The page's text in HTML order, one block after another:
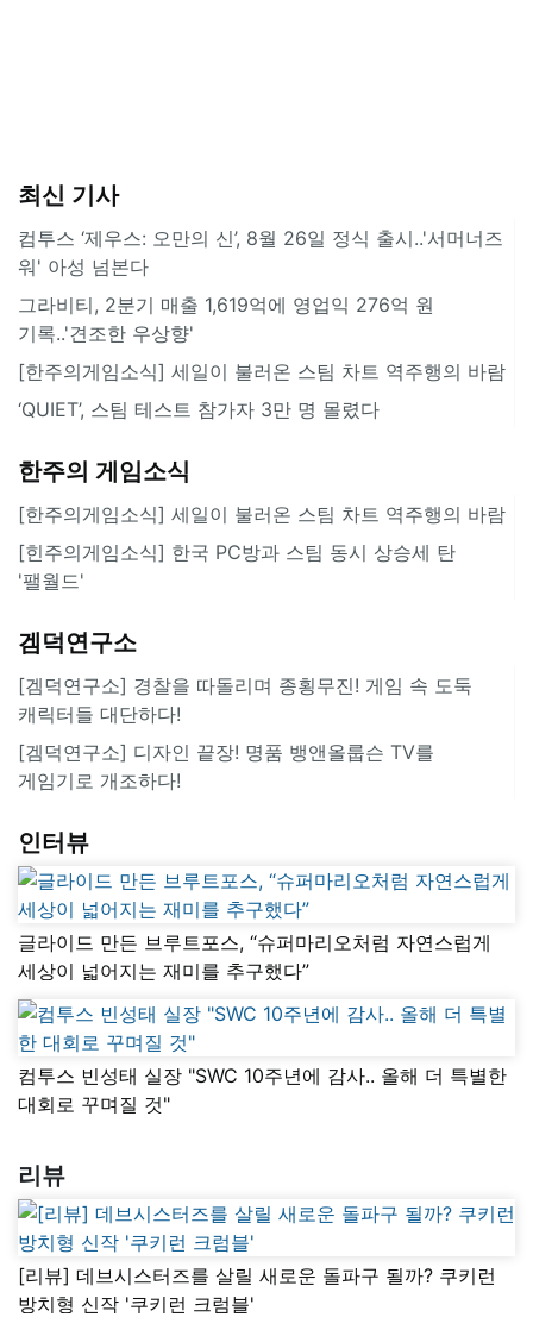
최신 기사
컴투스 ‘제우스: 오만의 신’, 8월 26일 정식 출시..'서머너즈
워' 아성 넘본다
그라비티, 2분기 매출 1,619억에 영업익 276억 원
기록..'견조한 우상향'
[한주의게임소식] 세일이 불러온 스팀 차트 역주행의 바람
‘QUIET’, 스팀 테스트 참가자 3만 명 몰렸다
한주의 게임소식
[한주의게임소식] 세일이 불러온 스팀 차트 역주행의 바람
[힌주의게임소식] 한국 PC방과 스팀 동시 상승세 탄
'팰월드'
겜덕연구소
[겜덕연구소] 경찰을 따돌리며 종횡무진! 게임 속 도둑
캐릭터들 대단하다!
[겜덕연구소] 디자인 끝장! 명품 뱅앤올룹슨 TV를
게임기로 개조하다!
인터뷰
글라이드 만든 브루트포스, “슈퍼마리오처럼 자연스럽게
세상이 넓어지는 재미를 추구했다”
컴투스 빈성태 실장 "SWC 10주년에 감사.. 올해 더 특별한
대회로 꾸며질 것"
리뷰
[리뷰] 데브시스터즈를 살릴 새로운 돌파구 될까? 쿠키런
방치형 신작 '쿠키런 크럼블'